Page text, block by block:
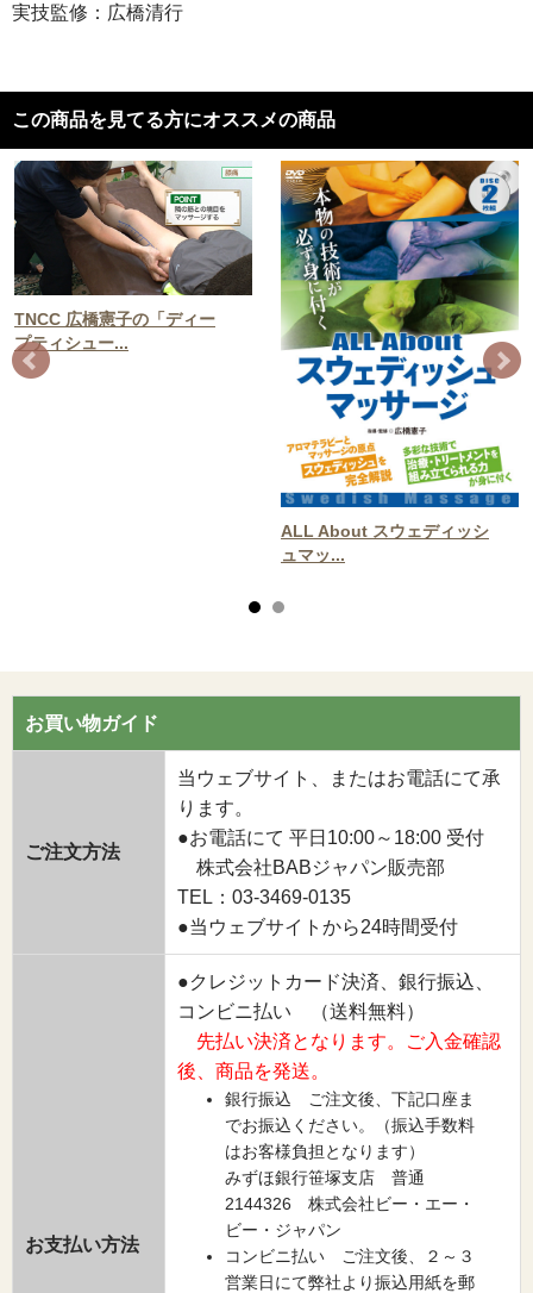
実技監修：広橋清行
この商品を見てる方にオススメの商品
TNCC 広橋憲子の「ディー
プティシュー...
ALL About スウェディッシ
ュマッ...
お買い物ガイド
ご注文方法
当ウェブサイト、またはお電話にて承
ります。
●お電話にて 平日10:00～18:00 受付
株式会社BABジャパン販売部
TEL：03-3469-0135
●当ウェブサイトから24時間受付
お支払い方法
●クレジットカード決済、銀行振込、
コンビニ払い （送料無料）
先払い決済となります。ご入金確認
後、商品を発送。
銀行振込 ご注文後、下記口座ま
でお振込ください。（振込手数料
はお客様負担となります）
みずほ銀行笹塚支店 普通
2144326 株式会社ビー・エー・
ビー・ジャパン
コンビニ払い ご注文後、２～３
営業日にて弊社より振込用紙を郵